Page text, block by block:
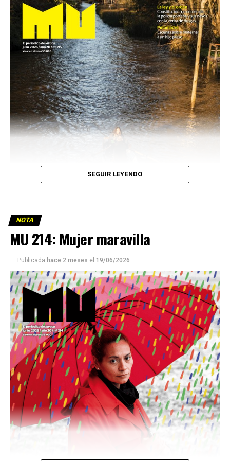
Este número 215 de MU ☝️viene con doble tapa, que
podría ser una frase:
Sin chamuyo, a remarla.
Descargar la Mu en PDF
SEGUIR LEYENDO
NOTA
MU 214: Mujer maravilla
Publicada hace 2 meses el 19/06/2026